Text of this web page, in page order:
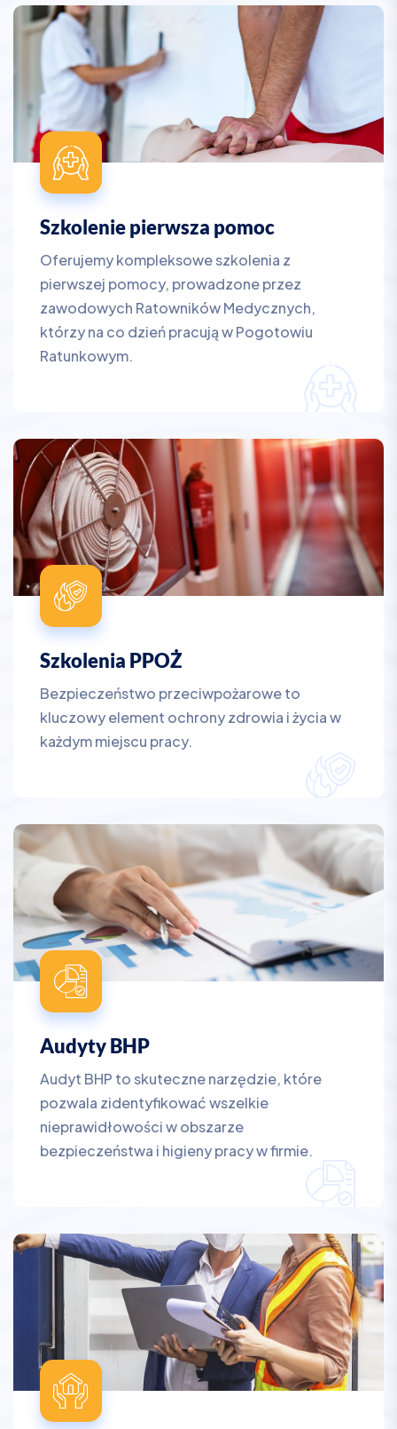
Szkolenie pierwsza pomoc
Oferujemy kompleksowe szkolenia z
pierwszej pomocy, prowadzone przez
zawodowych Ratowników Medycznych,
którzy na co dzień pracują w Pogotowiu
Ratunkowym.
Szkolenia PPOŻ
Bezpieczeństwo przeciwpożarowe to
kluczowy element ochrony zdrowia i życia w
każdym miejscu pracy.
Audyty BHP
Audyt BHP to skuteczne narzędzie, które
pozwala zidentyfikować wszelkie
nieprawidłowości w obszarze
bezpieczeństwa i higieny pracy w firmie.